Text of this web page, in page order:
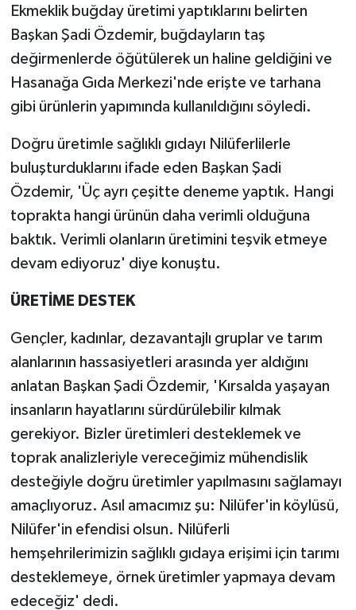
Ekmeklik buğday üretimi yaptıklarını belirten
Başkan Şadi Özdemir, buğdayların taş
değirmenlerde öğütülerek un haline geldiğini ve
Hasanağa Gıda Merkezi'nde erişte ve tarhana
gibi ürünlerin yapımında kullanıldığını söyledi.
Doğru üretimle sağlıklı gıdayı Nilüferlilerle
buluşturduklarını ifade eden Başkan Şadi
Özdemir, 'Üç ayrı çeşitte deneme yaptık. Hangi
toprakta hangi ürünün daha verimli olduğuna
baktık. Verimli olanların üretimini teşvik etmeye
devam ediyoruz' diye konuştu.
ÜRETİME DESTEK
Gençler, kadınlar, dezavantajlı gruplar ve tarım
alanlarının hassasiyetleri arasında yer aldığını
anlatan Başkan Şadi Özdemir, 'Kırsalda yaşayan
insanların hayatlarını sürdürülebilir kılmak
gerekiyor. Bizler üretimleri desteklemek ve
toprak analizleriyle vereceğimiz mühendislik
desteğiyle doğru üretimler yapılmasını sağlamayı
amaçlıyoruz. Asıl amacımız şu: Nilüfer'in köylüsü,
Nilüfer'in efendisi olsun. Nilüferli
hemşehrilerimizin sağlıklı gıdaya erişimi için tarımı
desteklemeye, örnek üretimler yapmaya devam
edeceğiz' dedi.